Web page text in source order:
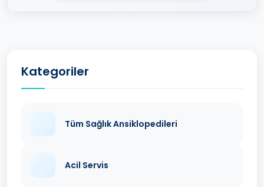
Kategoriler
Tüm Sağlık Ansiklopedileri
Acil Servis